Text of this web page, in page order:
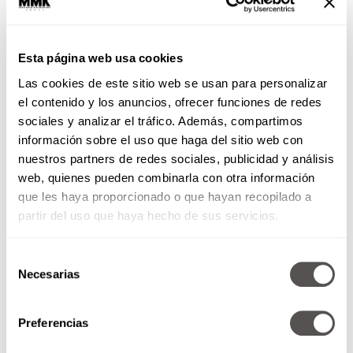
Esta página web usa cookies
Las cookies de este sitio web se usan para personalizar
el contenido y los anuncios, ofrecer funciones de redes
sociales y analizar el tráfico. Además, compartimos
información sobre el uso que haga del sitio web con
nuestros partners de redes sociales, publicidad y análisis
web, quienes pueden combinarla con otra información
que les haya proporcionado o que hayan recopilado a
partir del uso que haya hecho de sus servicios.
Necesarias
Preferencias
encontrarte plumas en tu camino y lo
El calor hace que exageres
problemas cuando hace calor? De verdad